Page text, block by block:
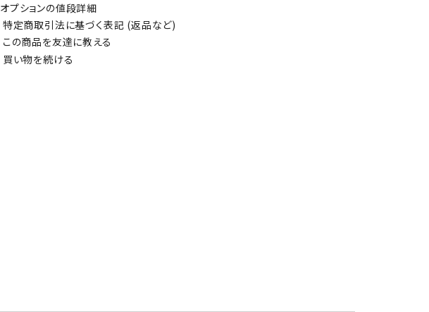
オプションの値段詳細
特定商取引法に基づく表記 (返品など)
この商品を友達に教える
買い物を続ける